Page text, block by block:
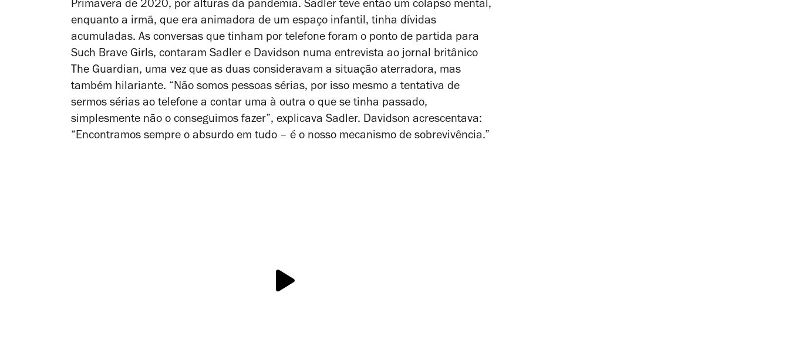
Primavera de 2020, por alturas da pandemia. Sadler teve então um colapso mental,
enquanto a irmã, que era animadora de um espaço infantil, tinha dívidas
acumuladas. As conversas que tinham por telefone foram o ponto de partida para
Such Brave Girls, contaram Sadler e Davidson numa entrevista ao jornal britânico
The Guardian, uma vez que as duas consideravam a situação aterradora, mas
também hilariante. “Não somos pessoas sérias, por isso mesmo a tentativa de
sermos sérias ao telefone a contar uma à outra o que se tinha passado,
simplesmente não o conseguimos fazer”, explicava Sadler. Davidson acrescentava:
“Encontramos sempre o absurdo em tudo – é o nosso mecanismo de sobrevivência.”